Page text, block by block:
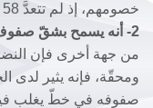
خصومهم، إذ لم تتعدَّ 58 ألف قتيلاً !
2- أنه يسمح بشقّ صفوف الخصم
من جهة أخرى فإن
ومحقّة، فإنه يثير
صفوفه في خطّ يغلب